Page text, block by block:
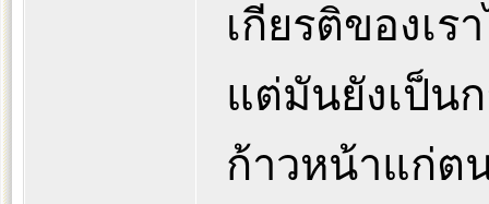
เกียรติของเร
แต่มันยังเป็น
ก้าวหน้าแก่ต